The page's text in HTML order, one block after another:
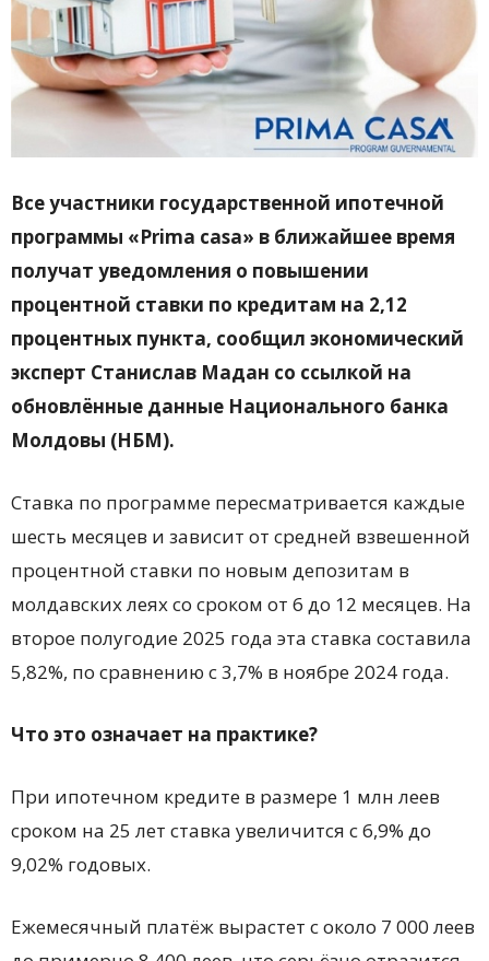
Все участники государственной ипотечной
программы «Prima casa» в ближайшее время
получат уведомления о повышении
процентной ставки по кредитам на 2,12
процентных пункта, сообщил экономический
эксперт Станислав Мадан со ссылкой на
обновлённые данные Национального банка
Молдовы (НБМ).
Ставка по программе пересматривается каждые
шесть месяцев и зависит от средней взвешенной
процентной ставки по новым депозитам в
молдавских леях со сроком от 6 до 12 месяцев. На
второе полугодие 2025 года эта ставка составила
5,82%, по сравнению с 3,7% в ноябре 2024 года.
Что это означает на практике?
При ипотечном кредите в размере 1 млн леев
сроком на 25 лет ставка увеличится с 6,9% до
9,02% годовых.
Ежемесячный платёж вырастет с около 7 000 леев